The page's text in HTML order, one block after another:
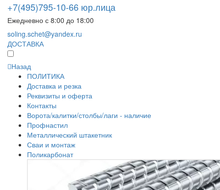
+7(495)795-10-66 юр.лица
Ежедневно с 8:00 до 18:00
soling.schet@yandex.ru
ДОСТАВКА
Назад
ПОЛИТИКА
Доставка и резка
Реквизиты и оферта
Контакты
Ворота/калитки/столбы/лаги - наличие
Профнастил
Металлический штакетник
Сваи и монтаж
Поликарбонат